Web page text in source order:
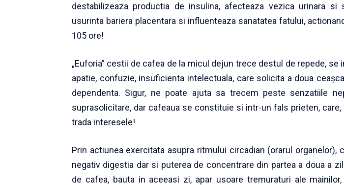
destabilizeaza productia de insulina, afecteaza vezica urinara si
usurinta bariera placentara si influenteaza sanatatea fatului,
105 ore!
„Euforia” cestii de cafea de la micul dejun trece destul de repede, se
apatie, confuzie, insuficienta intelectuala, care solicita a doua
dependenta. Sigur, ne poate ajuta sa trecem peste senzatiile
suprasolicitare, dar cafeaua se constituie si intr-un fals prieten, care,
trada interesele!
Prin actiunea exercitata asupra ritmului circadian (orarul organelor),
negativ digestia dar si puterea de concentrare din partea a doua a
de cafea, bauta in aceeasi zi, apar usoare tremuraturi ale